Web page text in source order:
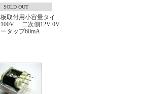
SOLD OUT
取付用小容量タイ
二次側12V-0V-
タップ60mA